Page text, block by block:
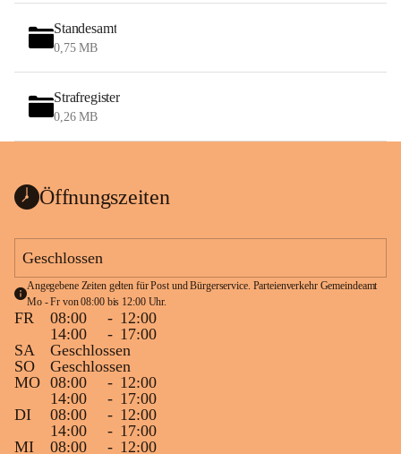
Standesamt
0,75 MB
Strafregister
0,26 MB
Öffnungszeiten
Geschlossen
Angegebene Zeiten gelten für Post und Bürgerservice. Parteienverkehr Gemeindeamt
Mo - Fr von 08:00 bis 12:00 Uhr.
FR 08:00 - 12:00
14:00
- 17:00
SA
Geschlossen
SO
Geschlossen
MO 08:00 - 12:00
14:00
- 17:00
DI
08:00 - 12:00
14:00
- 17:00
MI
08:00 - 12:00